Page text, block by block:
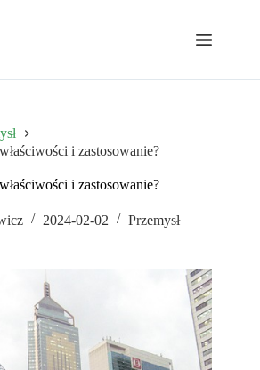
i zastosowanie?
i zastosowanie?
2024-02-02 Przemysł